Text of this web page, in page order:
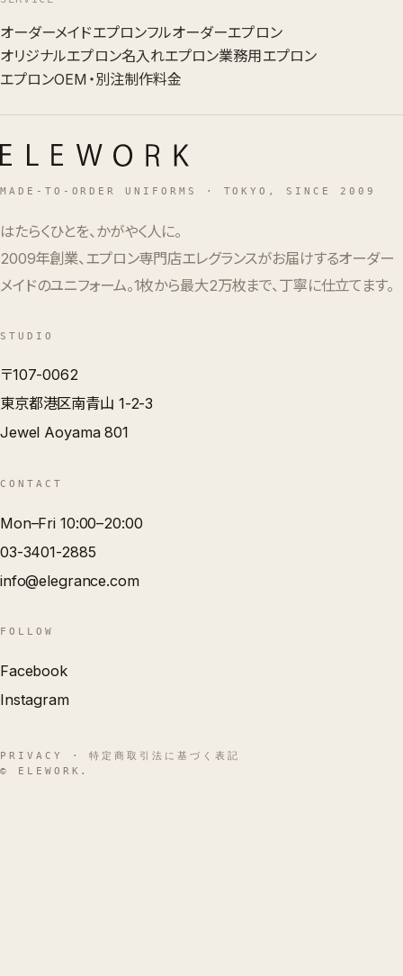
オーダーメイドエプロンフルオーダーエプロン
オリジナルエプロン名入れエプロン業務用エプロン
エプロンOEM・別注制作料金
MADE-TO-ORDER UNIFORMS · TOKYO, SINCE 2009
はたらくひとを、かがやく人に。
2009年創業、エプロン専門店エレグランスがお届けするオーダー
メイドのユニフォーム。1枚から最大2万枚まで、丁寧に仕立てます。
STUDIO
〒107-0062
東京都港区南青山 1-2-3
Jewel Aoyama 801
CONTACT
Mon–Fri 10:00–20:00
03-3401-2885
info@elegrance.com
FOLLOW
Facebook
Instagram
PRIVACY ·特定商取引法に基づく表記
© ELEWORK.